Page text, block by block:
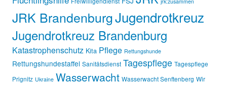
JRK BrandenburgJugendrotkreuz
Jugendrotkreuz Brandenburg
Katastrophenschutz Kita Pflege Rettungshunde
Rettungshundestaffel Sanitätsdienst Tagespflege Tagespflege
Prignitz Ukraine Wasserwacht Wasserwacht Senftenberg Wir